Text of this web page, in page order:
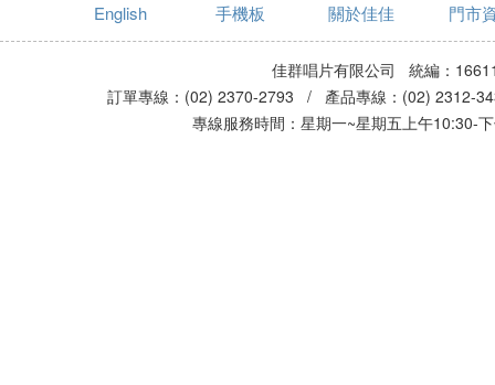
English 手機板 關於佳佳 門市
佳群唱片有限公司 統編：
訂單專線：(02) 2370-2793 / 產品專線：(02)
專線服務時間：星期一~星期五上午10:30-